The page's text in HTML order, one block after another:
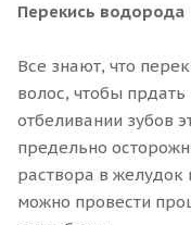
Перекись водорода
Все знают, что
волос, чтобы
отбеливании зубов
предельно
раствора в
можно провести